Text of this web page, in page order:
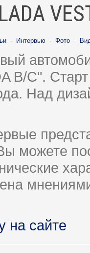
· Интервью · Фото ·
B/C".
Над
можете
на сайте